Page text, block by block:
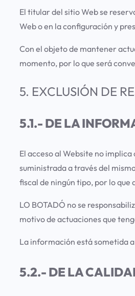
El titular del sitio Web se
Web o en la configuración y
Con el objeto de mantener
momento, por lo que será
5. EXCLUSIÓN DE
5.1.- DE LA
El acceso al Website no
suministrada a través del
fiscal de ningún tipo, por lo
LO BOTADÓ no se
motivo de actuaciones que
La información está sometida
5.2.- DE LA